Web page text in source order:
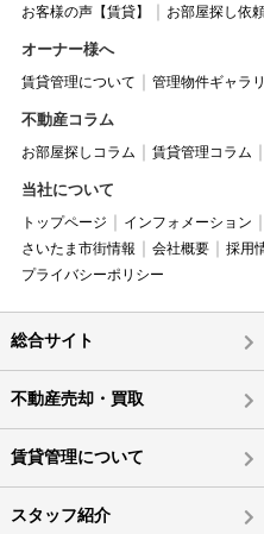
お客様の声【賃貸】
お部屋探し依
オーナー様へ
賃貸管理について 管理物件ギャラ
不動産コラム
お部屋探しコラム 賃貸管理コラム
当社について
トップページ インフォメーション
さいたま市街情報
会社概要 採用
プライバシーポリシー
総合サイト
不動産売却・買取
賃貸管理について
スタッフ紹介